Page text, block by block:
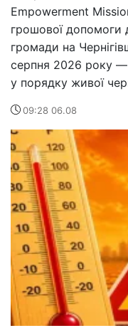
Empowerment
грошової допомоги
громади на
серпня 2026 року
у порядку живої
09:28 06.08